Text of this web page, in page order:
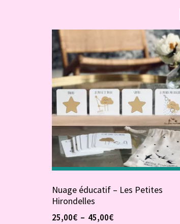
Nuage éducatif – Les Petites
Hirondelles
25,00€ – 45,00€